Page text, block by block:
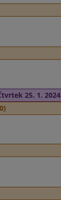
25. 1. 2024